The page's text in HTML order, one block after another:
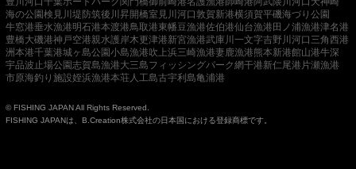
海の公園検見川堤防筑後川昇開橋室見川河口敦賀新港横須賀平磯海づり公園
牛窓港垂水漁港明石港本渡港鳥取港東幡豆漁港佐伯港仙台漁港田ノ浦漁港津名港
豊橋大磯港神戸空港親水護岸木更津港新宮漁港武庫川一文字吉野川河口 三角西港
洲本港千葉港城ヶ島公園小島漁港吹上浜三崎漁港妻鹿漁港熊本新港館山港牛深
宇品波止場公園志賀島漁港大三島フィッシングパーク網干港新仁尾港 片瀬漁港
市原海釣り施設姪浜漁港本荘人工島古宇利島亀浦港
© FISHING JAPAN All Rights Reserved.
FISHING JAPANは、B.Creation株式会社の日本国における登録商標です。